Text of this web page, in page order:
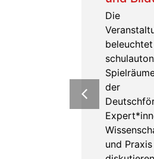
Veranstaltungsreihe
Deutschförderung.